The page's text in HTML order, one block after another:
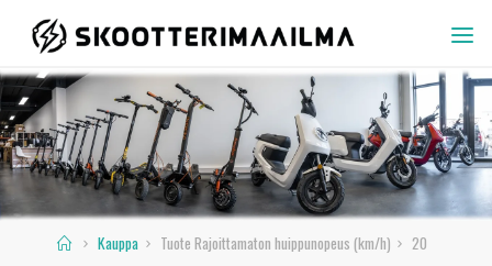
content
SKOOTTERIMAAILMA
HomeKauppa Tuote Rajoittamaton huippunopeus (km/h) 20